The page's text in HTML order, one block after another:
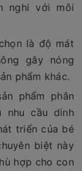
nghi với môi
là độ mát
gây nóng
phẩm khác.
phẩm phân
cầu dinh
triển của bé
biệt này
hợp cho con